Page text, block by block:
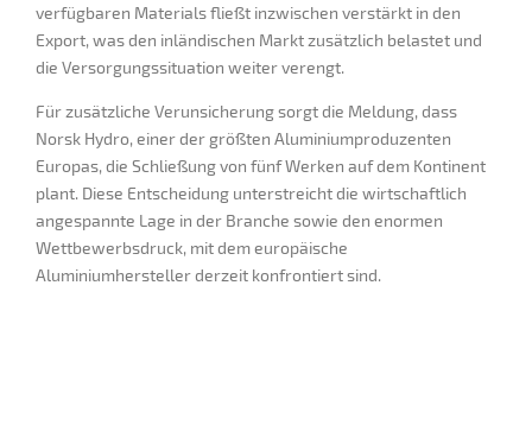
verfügbaren Materials fließt inzwischen verstärkt in den
Export, was den inländischen Markt zusätzlich belastet und
die Versorgungssituation weiter verengt.
Für zusätzliche Verunsicherung sorgt die Meldung, dass
Norsk Hydro, einer der größten Aluminiumproduzenten
Europas, die Schließung von fünf Werken auf dem Kontinent
plant. Diese Entscheidung unterstreicht die wirtschaftlich
angespannte Lage in der Branche sowie den enormen
Wettbewerbsdruck, mit dem europäische
Aluminiumhersteller derzeit konfrontiert sind.